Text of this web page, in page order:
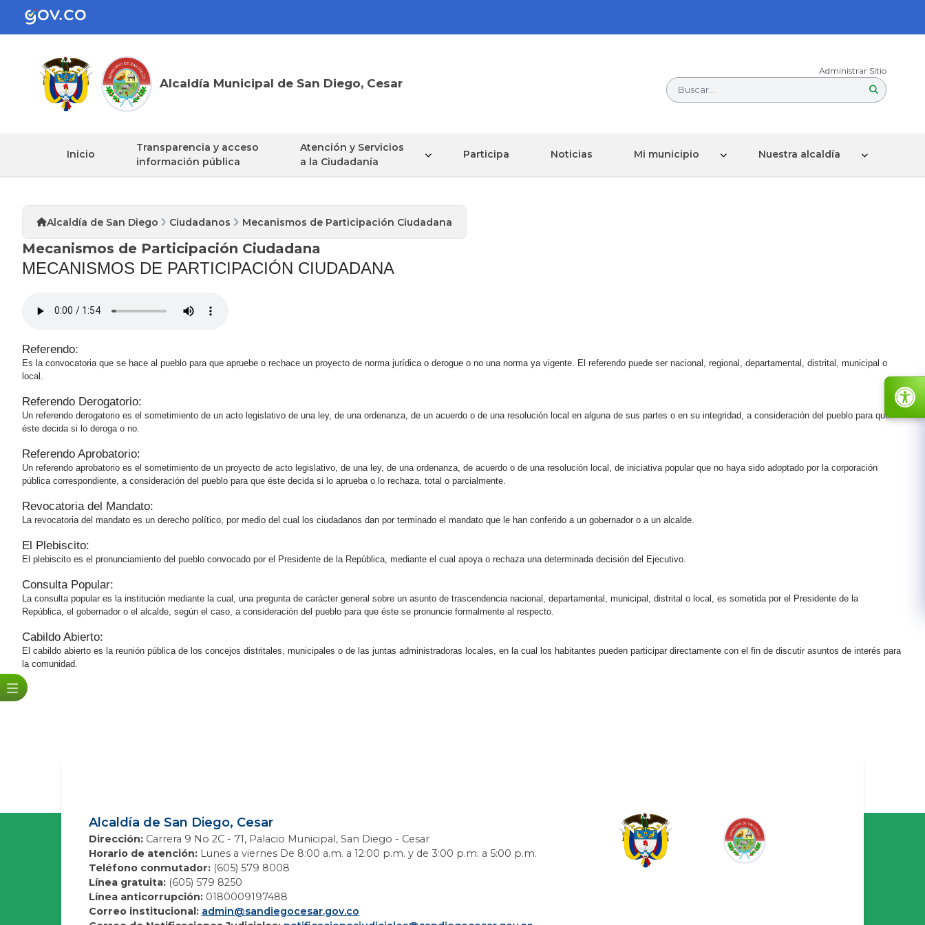
Alcaldía Municipal de San Diego, Cesar
Administrar Sitio
Buscar...
Inicio
Transparencia y acceso
información pública
Atención y Servicios
a la Ciudadanía
Participa Noticias Mi municipio Nuestra alcaldía
Alcaldía de San Diego Ciudadanos Mecanismos de Participación Ciudadana
Mecanismos de Participación Ciudadana
​MECA​NIS​MOS DE PARTICIPACIÓN CIUDADANA
Referendo:
Es la convocatoria que se hace al pueblo para que apruebe o rechace un proyecto de norma jurídica o derogue o no una norma ya vigente. El referendo puede ser nacional, regional, departamental, distrital, municipal o
local.
Referendo Derogatorio:
Un referendo derogatorio es el sometimiento de un acto legislativo de una ley, de una ordenanza, de un acuerdo o de una resolución local en alguna de sus partes o en su integridad, a consideración del pueblo para que
éste decida si lo deroga o no.
Referendo Aprobatorio:
Un referendo aprobatorio es el sometimiento de un proyecto de acto legislativo, de una ley, de una ordenanza, de acuerdo o de una resolución local, de iniciativa popular que no haya sido adoptado por la corporación
pública correspondiente, a consideración del pueblo para que ​éste decida si lo aprueba o lo rechaza, total o parcialmente.​
Revocatoria del Mandato:
La revocatoria del mandato es un derecho político, por medio del cual los ciudadanos dan por terminado el mandato que le han conferido a un gobernador o a un alcalde.
El Plebiscito:
El plebiscito es el pronunciamiento del pueblo convocado por el Presidente de la República, mediante el cual apoya o rechaza una determinada decisión del Ejecutivo.
Consulta Popular:
La consulta popular es la institución mediante la cual, una pregunta de carácter general sobre un asunto de trascendencia nacional, departamental, municipal, distrital o local, es sometida por el Presidente de la
República, el gobernador o el alcalde, según el caso, a consideración del pueblo para que éste se pronuncie formalmente al respecto.
Cabildo Abierto:
El cabildo abierto es la reunión pública de los concejos distritales, municipales o de las juntas administradoras locales, en la cual los habitantes pueden participar directamente con el fin de discutir asuntos de interés para
la comunidad.​​​​​
Alcaldía de San Diego, Cesar
Dirección:Carrera 9 No 2C - 71, Palacio Municipal, San Diego - Cesar
Horario de atención:Lunes a viernes De 8:00 a.m. a 12:00 p.m. y de 3:00 p.m. a 5:00 p.m.
Teléfono conmutador:(605) 579 8008
Línea gratuita:(605) 579 8250
Línea anticorrupción:0180009197488
Correo institucional: admin@sandiegocesar.gov.co